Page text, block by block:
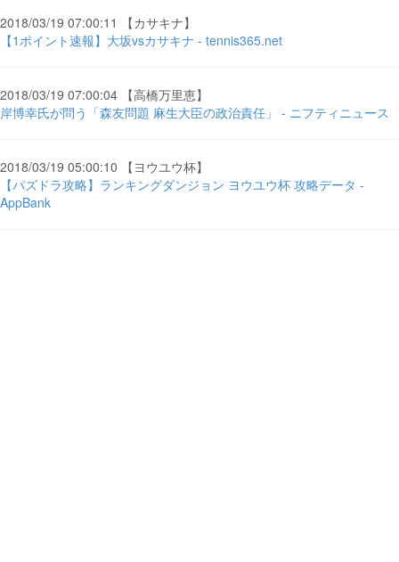
2018/03/19 07:00:11 【カサキナ】
【1ポイント速報】大坂vsカサキナ - tennis365.net
2018/03/19 07:00:04 【高橋万里恵】
岸博幸氏が問う「森友問題 麻生大臣の政治責任」 - ニフティニュース
2018/03/19 05:00:10 【ヨウユウ杯】
【パズドラ攻略】ランキングダンジョン ヨウユウ杯 攻略データ -
AppBank